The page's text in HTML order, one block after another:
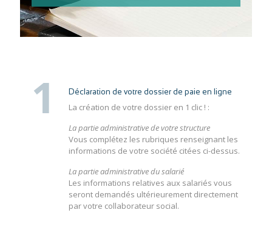
1 Déclaration de votre dossier de paie en ligne
La création de votre dossier en 1 clic ! :
La partie administrative de votre structure
Vous complétez les rubriques renseignant les
informations de votre société citées ci-dessus.
La partie administrative du salarié
Les informations relatives aux salariés vous
seront demandés ultérieurement directement
par votre collaborateur social.